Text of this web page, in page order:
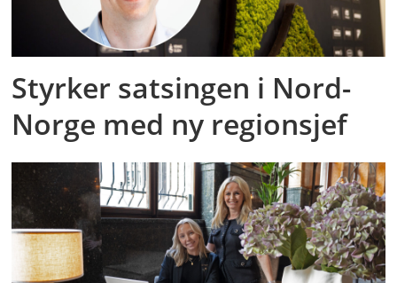
Styrker satsingen i Nord-
Norge med ny regionsjef